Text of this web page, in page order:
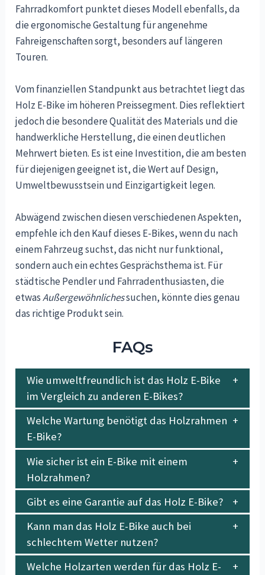
Fahrradkomfort punktet dieses Modell ebenfalls, da
die ergonomische Gestaltung für angenehme
Fahreigenschaften sorgt, besonders auf längeren
Touren.
Vom finanziellen Standpunkt aus betrachtet liegt das
Holz E-Bike im höheren Preissegment. Dies reflektiert
jedoch die besondere Qualität des Materials und die
handwerkliche Herstellung, die einen deutlichen
Mehrwert bieten. Es ist eine Investition, die am besten
für diejenigen geeignet ist, die Wert auf Design,
Umweltbewusstsein und Einzigartigkeit legen.
Abwägend zwischen diesen verschiedenen Aspekten,
empfehle ich den Kauf dieses E-Bikes, wenn du nach
einem Fahrzeug suchst, das nicht nur funktional,
sondern auch ein echtes Gesprächsthema ist. Für
städtische Pendler und Fahrradenthusiasten, die
etwasAußergewöhnlichessuchen, könnte dies genau
das richtige Produkt sein.
FAQs
Wie umweltfreundlich ist das Holz E-Bike
im Vergleich zu anderen E-Bikes?
Welche Wartung benötigt das Holzrahmen
E-Bike?
Wie sicher ist ein E-Bike mit einem
Holzrahmen?
Gibt es eine Garantie auf das Holz E-Bike?
Kann man das Holz E-Bike auch bei
schlechtem Wetter nutzen?
Welche Holzarten werden für das Holz E-